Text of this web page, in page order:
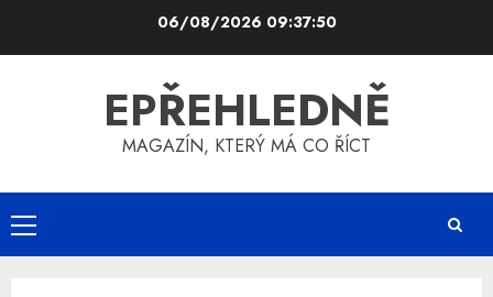
06/08/2026 09:37:51
EPŘEHLEDNĚ
MAGAZÍN, KTERÝ MÁ CO ŘÍCT
Primary
Menu